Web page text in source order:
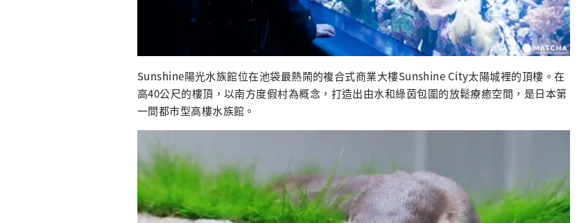
Sunshine陽光水族館位在池袋最熱鬧的複合式商業大樓Sunshine City太陽城裡的頂樓。在
高40公尺的樓頂，以南方度假村為概念，打造出由水和綠茵包圍的放鬆療癒空間，是日本第
一間都市型高樓水族館。